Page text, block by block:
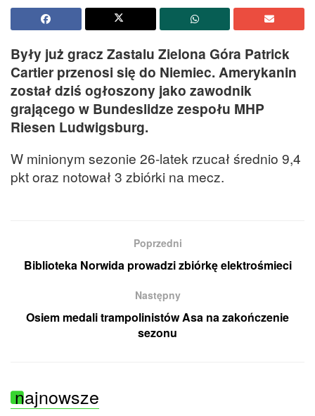
Były już gracz Zastalu Zielona Góra Patrick
Cartier przenosi się do Niemiec. Amerykanin
został dziś ogłoszony jako zawodnik
grającego w Bundeslidze zespołu MHP
Riesen Ludwigsburg.
W minionym sezonie 26-latek rzucał średnio 9,4
pkt oraz notował 3 zbiórki na mecz.
Poprzedni
Biblioteka Norwida prowadzi zbiórkę elektrośmieci
Następny
Osiem medali trampolinistów Asa na zakończenie
sezonu
najnowsze